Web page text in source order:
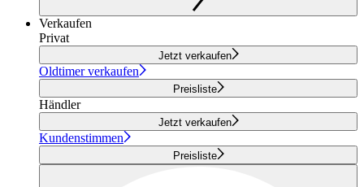
Verkaufen
Privat
Jetzt verkaufen
Oldtimer verkaufen
Preisliste
Händler
Jetzt verkaufen
Kundenstimmen
Preisliste